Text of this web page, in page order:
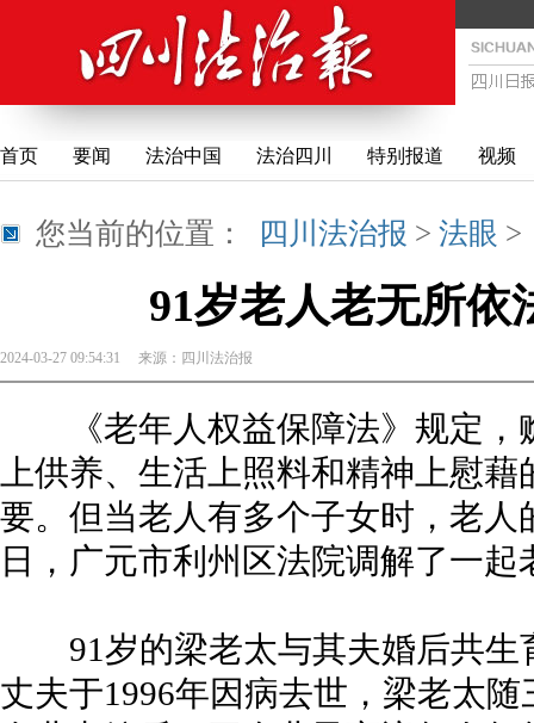
首页 要闻 法治中国 法治四川 特别报道 视频
您当前的位置： 四川法治报 > 法眼
91岁老人老无所依
2024-03-27 09:54:31 来源： 四川法治报
《老年人权益保障法》规定，
上供养、生活上照料和精神上慰
要。但当老人有多个子女时，老
日，广元市利州区法院调解了一
91岁的梁老太与其夫婚后共生
丈夫于1996年因病去世，梁老太